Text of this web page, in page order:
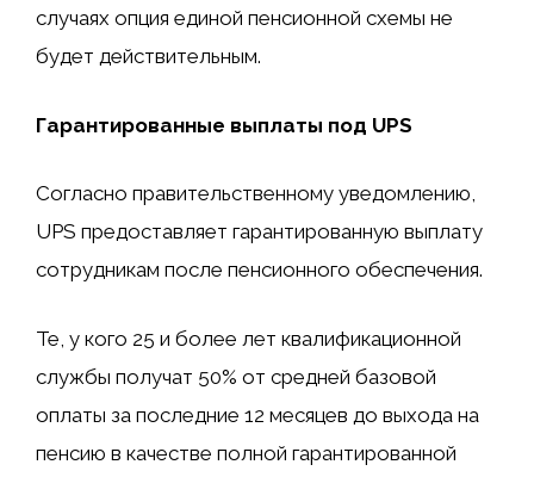
случаях опция единой пенсионной схемы не
будет действительным.
Гарантированные выплаты под UPS
Согласно правительственному уведомлению,
UPS предоставляет гарантированную выплату
сотрудникам после пенсионного обеспечения.
Те, у кого 25 и более лет квалификационной
службы получат 50% от средней базовой
оплаты за последние 12 месяцев до выхода на
пенсию в качестве полной гарантированной